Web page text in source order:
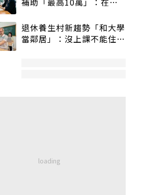
退休養生村新趨勢「和大學
當鄰居」：沒上課不能住、